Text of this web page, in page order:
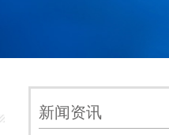
新闻资讯